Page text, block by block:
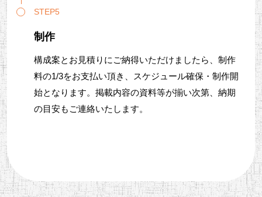
STEP5
制作
構成案とお見積りにご納得いただけましたら、制作
料の1/3をお支払い頂き、スケジュール確保・制作開
始となります。掲載内容の資料等が揃い次第、納期
の目安もご連絡いたします。